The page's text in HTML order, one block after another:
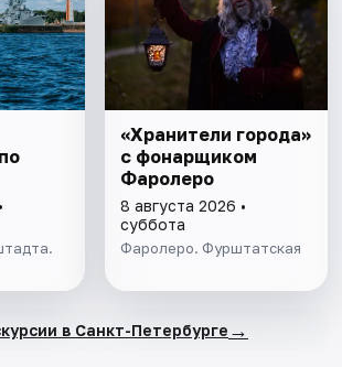
«Хранители города»
с фонарщиком
Фаролеро
8 августа 2026 •
суббота
Фаролеро. Фурштатская
в Санкт-Петербурге →